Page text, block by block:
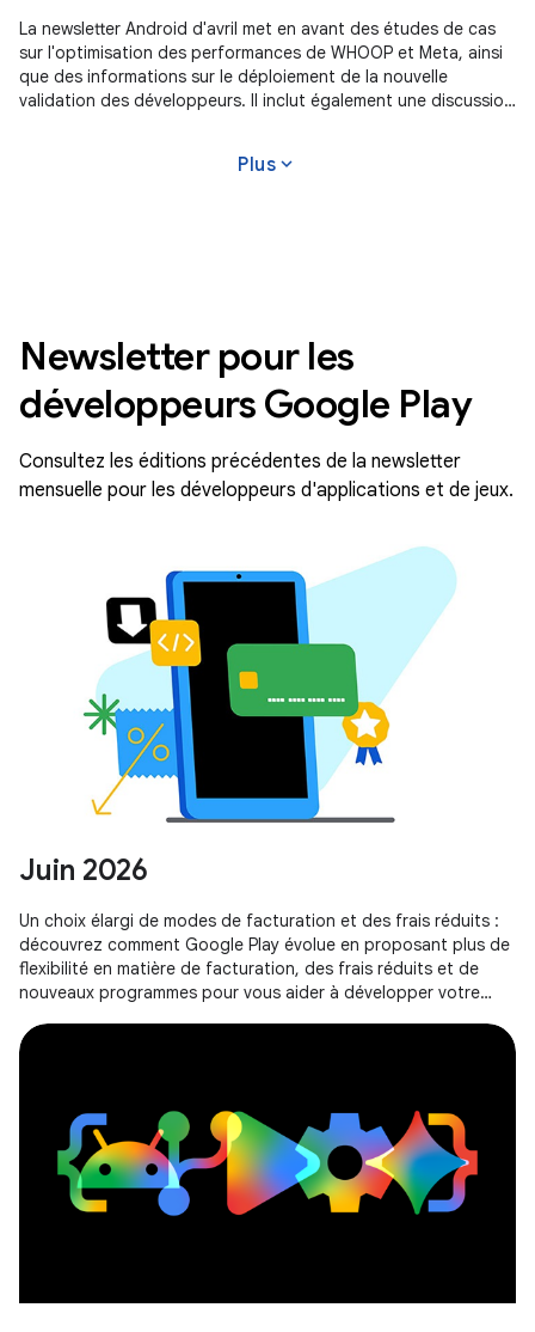
La newsletter Android d'avril met en avant des études de cas
sur l'optimisation des performances de WHOOP et Meta, ainsi
que des informations sur le déploiement de la nouvelle
validation des développeurs. Il inclut également une discussion
Plus expand_more
Newsletter pour les
développeurs Google Play
Consultez les éditions précédentes de la newsletter
mensuelle pour les développeurs d'applications et de jeux.
Juin 2026
Un choix élargi de modes de facturation et des frais réduits :
découvrez comment Google Play évolue en proposant plus de
flexibilité en matière de facturation, des frais réduits et de
nouveaux programmes pour vous aider à développer votre